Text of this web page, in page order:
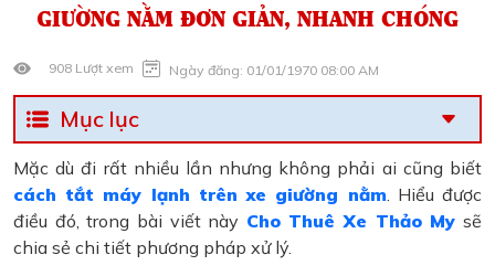
GIƯỜNG NẰM ĐƠN GIẢN, NHANH CHÓNG
908 Lượt xem Ngày đăng: 01/01/1970 08:00 AM
Mục lục
Mặc dù đi rất nhiều lần nhưng không phải ai cũng biết
cách tắt máy lạnh trên xe giường nằm. Hiểu được
điều đó, trong bài viết này Cho Thuê Xe Thảo My sẽ
chia sẻ chi tiết phương pháp xử lý.